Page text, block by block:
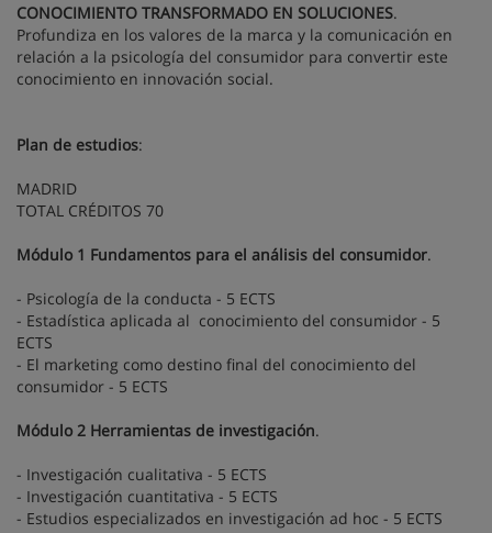
CONOCIMIENTO TRANSFORMADO EN SOLUCIONES.
Profundiza en los valores de la marca y la comunicación en
relación a la psicología del consumidor para convertir este
conocimiento en innovación social.
Plan de estudios:
MADRID
TOTAL CRÉDITOS 70
Módulo 1 Fundamentos para el análisis del consumidor.
- Psicología de la conducta - 5 ECTS
- Estadística aplicada al conocimiento del consumidor - 5
ECTS
- El marketing como destino final del conocimiento del
consumidor - 5 ECTS
Módulo 2 Herramientas de investigación.
- Investigación cualitativa - 5 ECTS
- Investigación cuantitativa - 5 ECTS
- Estudios especializados en investigación ad hoc - 5 ECTS